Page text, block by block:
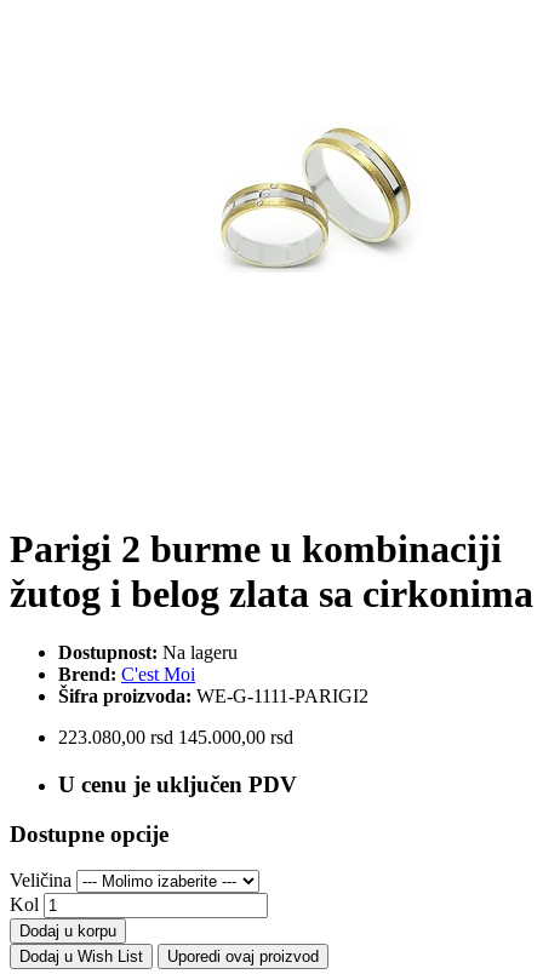
Parigi 2 burme u kombinaciji
žutog i belog zlata sa cirkonima
Dostupnost: Na lageru
Brend: C'est Moi
Šifra proizvoda: WE-G-1111-PARIGI2
223.080,00 rsd 145.000,00 rsd
U cenu je uključen PDV
Dostupne opcije
Veličina
Kol
Dodaj u korpu
Dodaj u Wish List
Uporedi ovaj proizvod